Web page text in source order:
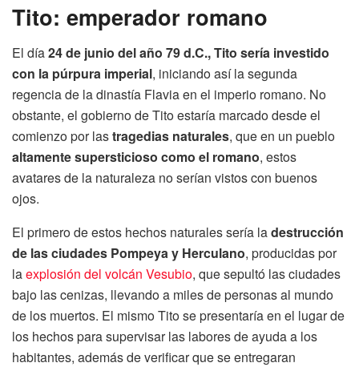
Tito: emperador romano
El día24 de junio del año 79 d.C., Tito sería investido
con la púrpura imperial, iniciando así la segunda
regencia de la dinastía Flavia en el imperio romano. No
obstante, el gobierno de Tito estaría marcado desde el
comienzo por lastragedias naturales, que en un pueblo
altamente supersticioso como el romano, estos
avatares de la naturaleza no serían vistos con buenos
ojos.
El primero de estos hechos naturales sería ladestrucción
de las ciudades Pompeya y Herculano, producidas por
laexplosión del volcán Vesubio, que sepultó las ciudades
bajo las cenizas, llevando a miles de personas al mundo
de los muertos. El mismo Tito se presentaría en el lugar de
los hechos para supervisar las labores de ayuda a los
habitantes, además de verificar que se entregaran